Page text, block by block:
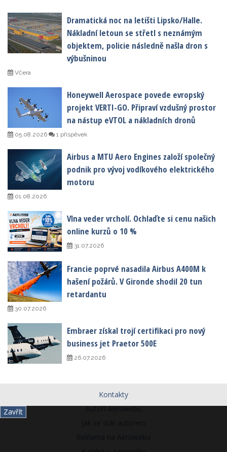
Zavřít
Dramatická noc na letišti Lipsko/Halle.
Nákladní letoun se střetl s neznámým
objektem, policie následně našla dron s
výbušninou
Včera
Honeywell Aerospace povede evropský
projekt VERTI-GO. Připraví vzdušný prostor
na nástup eVTOL a nákladních dronů
05.08.2026 1 příspěvek
Airbus a MTU Aero Engines založí společný
podnik pro vývoj vodíkového elektrického
motoru
01.08.2026
Vlna veder vrcholí. Ochlaďte si cenu našich
online kurzů o 10 %
31.07.2026
Francie poprvé nasadila Airbus A400M k
hašení požárů. V Gironde shodil 20 tun
retardantu
30.07.2026
Embraer získal trojí certifikaci pro nový
business jet Praetor 500E
26.07.2026
Kontakty
Autoři Aerowebu